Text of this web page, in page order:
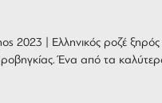
2023 | Ελληνικός ροζέ ξηρός
Ένα από τα